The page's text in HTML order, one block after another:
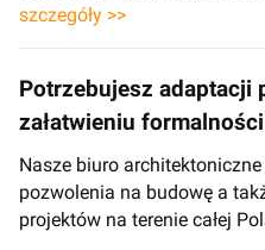
szczegóły >>
Potrzebujesz adaptacji
załatwieniu
Nasze biuro
pozwolenia na budowę a
projektów na terenie całej